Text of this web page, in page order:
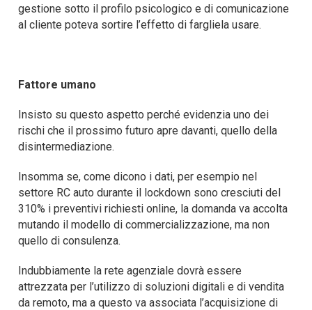
gestione sotto il profilo psicologico e di comunicazione
al cliente poteva sortire l’effetto di fargliela usare.
Fattore umano
Insisto su questo aspetto perché evidenzia uno dei
rischi che il prossimo futuro apre davanti, quello della
disintermediazione.
Insomma se, come dicono i dati, per esempio nel
settore RC auto durante il lockdown sono cresciuti del
310% i preventivi richiesti online, la domanda va accolta
mutando il modello di commercializzazione, ma non
quello di consulenza.
Indubbiamente la rete agenziale dovrà essere
attrezzata per l’utilizzo di soluzioni digitali e di vendita
da remoto, ma a questo va associata l’acquisizione di